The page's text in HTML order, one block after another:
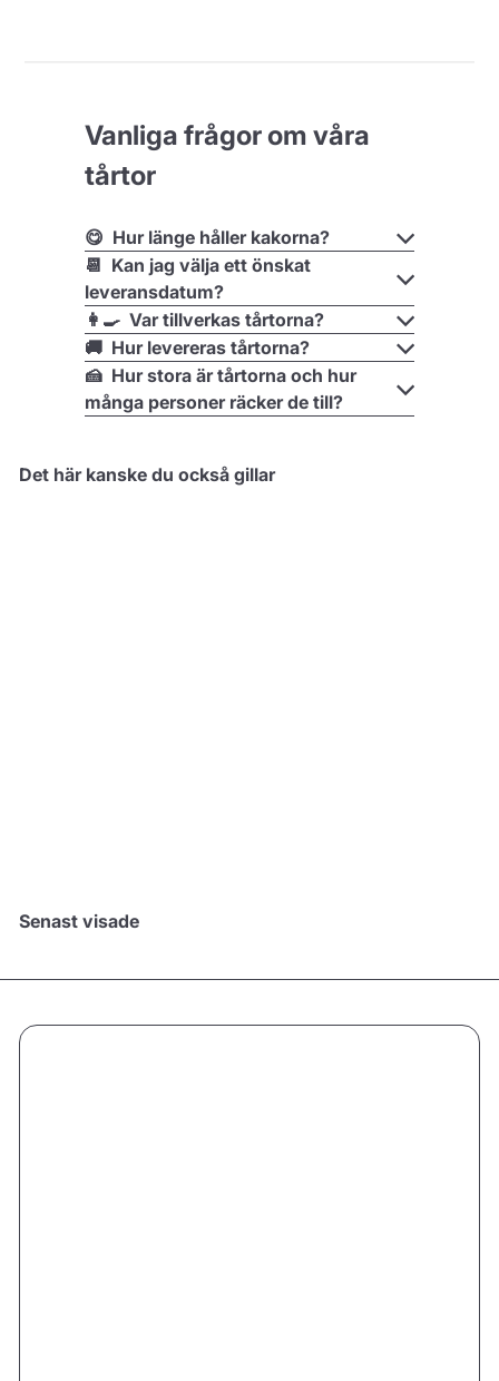
Vanliga frågor om våra
tårtor
😋 Hur länge håller kakorna?
📆 Kan jag välja ett önskat
leveransdatum?
👩‍🍳 Var tillverkas tårtorna?
🚚 Hur levereras tårtorna?
🍰 Hur stora är tårtorna och hur
många personer räcker de till?
Det här kanske du också gillar
Senast visade